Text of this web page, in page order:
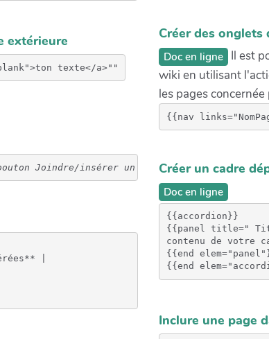
extérieure
Joindre/insérer un fichier
|
Créer des onglets
Doc en ligne Il est
wiki en utilisant
les pages
{{nav
Créer un cadre
Doc en ligne
{{accordion}}
{{panel title="
contenu de votre
{{end
Inclure une page